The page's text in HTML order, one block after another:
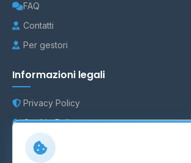
FAQ
Contatti
Per gestori
Informazioni legali
Privacy Policy
Cookie Policy
Preferenze Cookie